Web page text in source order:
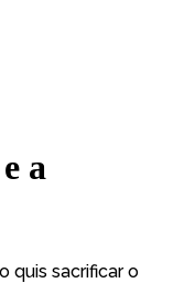
a
quis sacrificar o